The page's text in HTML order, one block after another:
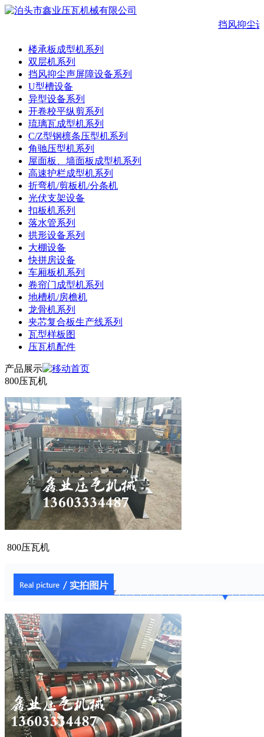
挡风抑尘
楼承板成型机系列
双层机系列
挡风抑尘声屏障设备系列
U型槽设备
异型设备系列
开卷校平纵剪系列
琉璃瓦成型机系列
C/Z型钢檩条压型机系列
角驰压型机系列
屋面板、墙面板成型机系列
高速护栏成型机系列
折弯机/剪板机/分条机
光伏支架设备
扣板机系列
落水管系列
拱形设备系列
大棚设备
快拼房设备
车厢板机系列
卷帘门成型机系列
地槽机/房檐机
龙骨机系列
夹芯复合板生产线系列
瓦型样板图
压瓦机配件
产品展示
800压瓦机
800压瓦机